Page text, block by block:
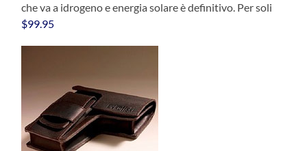
che va a idrogeno e energia solare è definitivo. Per soli
$99.95